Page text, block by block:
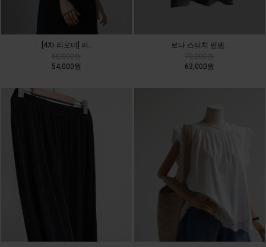
[4차 리오더] 이..
54,000원
로나 스티치 린넨..
63,000원